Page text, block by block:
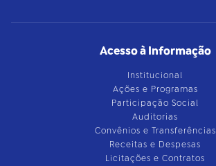
Acesso à Informação
Institucional
Ações e Programas
Participação Social
Auditorias
Convênios e Transferências
Receitas e Despesas
Licitações e Contratos